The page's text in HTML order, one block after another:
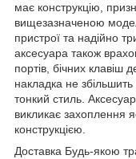
має конструкцію,
вищезазначеною
пристрої та надійно
аксесуара також
портів, бічних клавіш
накладка не
тонкий стиль.
викликає захоплення
конструкцією.
Доставка Будь-якою